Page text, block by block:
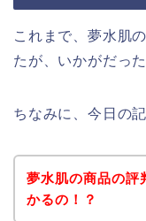
これまで、夢水肌
たが、いかがだっ
ちなみに、今日の
夢水肌の商品の評
かるの！？